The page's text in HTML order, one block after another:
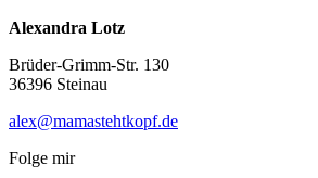
Alexandra Lotz
Brüder-Grimm-Str. 130
36396 Steinau
alex@mamastehtkopf.de
Folge mir